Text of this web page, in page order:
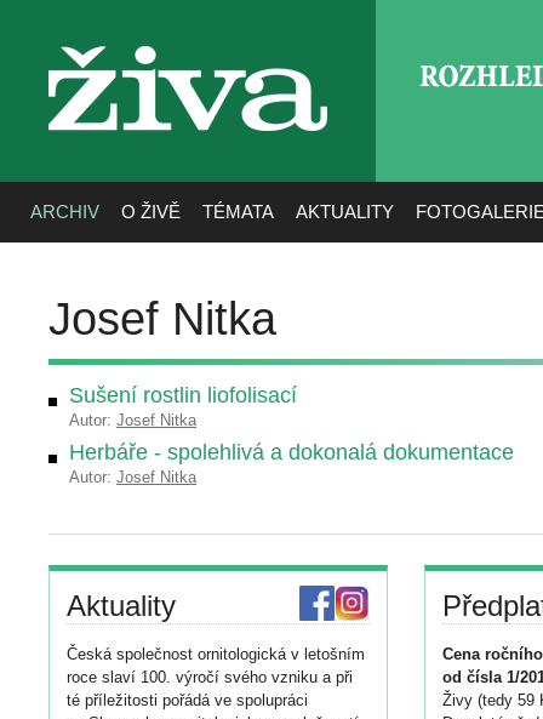
živa
ARCHIV O ŽIVĚ TÉMATA AKTUALITY
Josef Nitka
Sušení rostlin liofolisací
Autor: Josef Nitka
Herbáře - spolehlivá a dokonalá dokumentace
Autor: Josef Nitka
Aktuality
Česká společnost ornitologická v letošním
roce slaví 100. výročí svého vzniku a při
té příležitosti pořádá ve spolupráci
Cena
od čísla 1/
Živy (tedy 59